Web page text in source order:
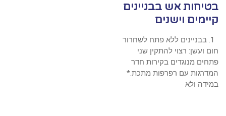
בטיחות אש בבניינים
קיימים וישנים
1. בבניינים ללא פתח לשחרור
חום ועשן: רצוי להתקין שני
פתחים מנוגדים בקירות חדר
המדרגות עם רפרפות מתכת.*
במידה ולא